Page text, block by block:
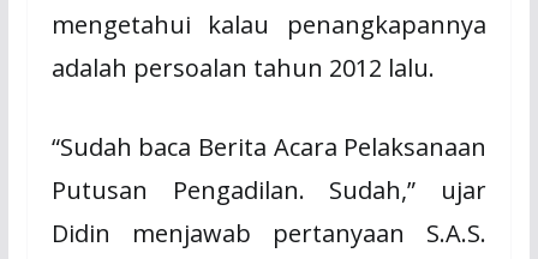
mengetahui kalau penangkapannya
adalah persoalan tahun 2012 lalu.
“Sudah baca Berita Acara Pelaksanaan
Putusan Pengadilan. Sudah,” ujar
Didin menjawab pertanyaan S.A.S.